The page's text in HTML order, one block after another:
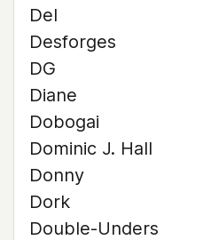
Del
Desforges
DG
Diane
Dobogai
Dominic J. Hall
Donny
Dork
Double-Unders